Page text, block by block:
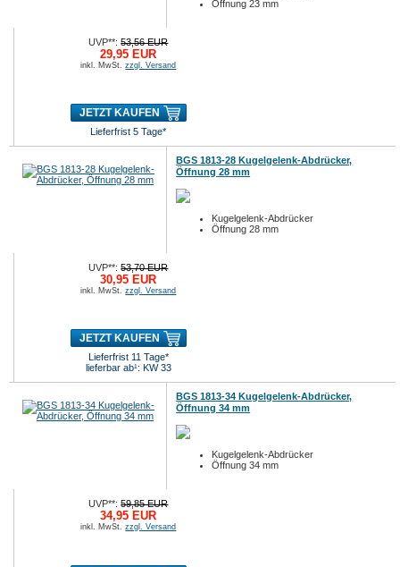
Öffnung 23 mm
UVP**:53,56 EUR
29,95 EUR
inkl. MwSt.zzgl. Versand
JETZT KAUFEN
Lieferfrist 5 Tage*
BGS 1813-28 Kugelgelenk-Abdrücker,
Öffnung 28 mm
Kugelgelenk-Abdrücker
Öffnung 28 mm
UVP**:53,70 EUR
30,95 EUR
inkl. MwSt.zzgl. Versand
JETZT KAUFEN
Lieferfrist 11 Tage*
lieferbar ab¹: KW 33
BGS 1813-34 Kugelgelenk-Abdrücker,
Öffnung 34 mm
Kugelgelenk-Abdrücker
Öffnung 34 mm
UVP**:59,85 EUR
34,95 EUR
inkl. MwSt.zzgl. Versand